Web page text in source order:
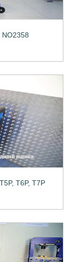
NO2358
T6P, T7P